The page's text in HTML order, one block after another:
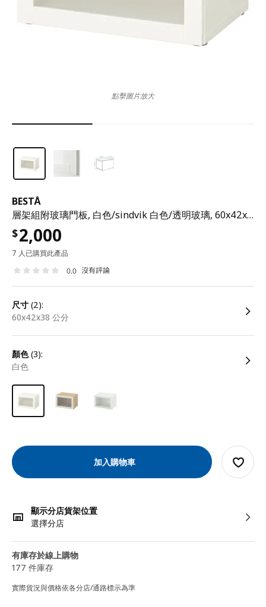
BESTÅ
層架組附玻璃門板, 白色/sindvik 白色/透明玻璃, 60x42x38 公分
$2,000
7 人已購買此產品
0.0 沒有評論
尺寸 (2):
60x42x38 公分
顏色(3):
白色
加入購物車
顯示分店貨架位置
選擇分店
有庫存於線上購物
177 件庫存
實際貨況與價格依各分店/通路標示為準
點擊圖片放大